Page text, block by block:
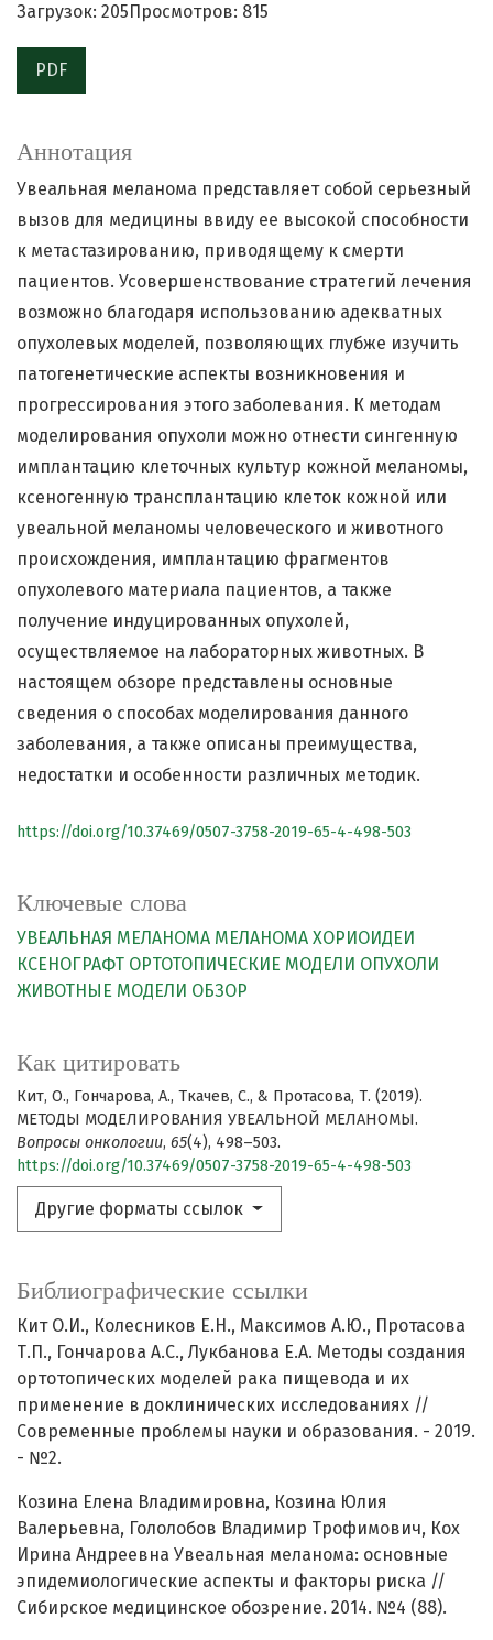
Загрузок: 205 Просмотров: 815
PDF
Ключевые слова
УВЕАЛЬНАЯ МЕЛАНОМА МЕЛАНОМА ХОРИОИДЕИ
КСЕНОГРАФТ ОРТОТОПИЧЕСКИЕ МОДЕЛИ ОПУХОЛИ
ЖИВОТНЫЕ МОДЕЛИ ОБЗОР
Как цитировать
Кит, О., Гончарова, А., Ткачев, С., & Протасова, Т. (2019).
МЕТОДЫ МОДЕЛИРОВАНИЯ УВЕАЛЬНОЙ МЕЛАНОМЫ.
Вопросы онкологии, 65(4), 498–503.
https://doi.org/10.37469/0507-3758-2019-65-4-498-503
Другие форматы ссылок
Аннотация
Увеальная меланома представляет собой серьезный
вызов для медицины ввиду ее высокой способности
к метастазированию, приводящему к смерти
пациентов. Усовершенствование стратегий лечения
возможно благодаря использованию адекватных
опухолевых моделей, позволяющих глубже изучить
патогенетические аспекты возникновения и
прогрессирования этого заболевания. К методам
моделирования опухоли можно отнести сингенную
имплантацию клеточных культур кожной меланомы,
ксеногенную трансплантацию клеток кожной или
увеальной меланомы человеческого и животного
происхождения, имплантацию фрагментов
опухолевого материала пациентов, а также
получение индуцированных опухолей,
осуществляемое на лабораторных животных. В
настоящем обзоре представлены основные
сведения о способах моделирования данного
заболевания, а также описаны преимущества,
недостатки и особенности различных методик.
https://doi.org/10.37469/0507-3758-2019-65-4-498-503
Библиографические ссылки
Кит О.И., Колесников Е.Н., Максимов А.Ю., Протасова
Т.П., Гончарова А.С., Лукбанова Е.А. Методы создания
ортотопических моделей рака пищевода и их
применение в доклинических исследованиях //
Современные проблемы науки и образования. - 2019.
- №2.
Козина Елена Владимировна, Козина Юлия
Валерьевна, Гололобов Владимир Трофимович, Кох
Ирина Андреевна Увеальная меланома: основные
эпидемиологические аспекты и факторы риска //
Сибирское медицинское обозрение. 2014. №4 (88).